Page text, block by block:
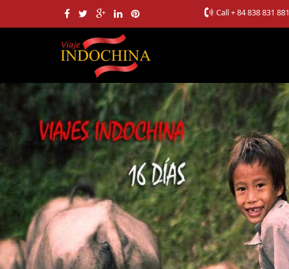
Call+ 84 838 831 881